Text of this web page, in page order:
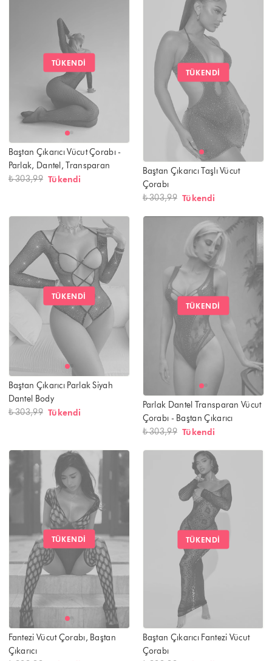
TÜKENDI
Baştan Çıkarıcı Vücut Çorabı -
Parlak, Dantel, Transparan
₺ 303,99 Tükendi
TÜKENDI
Baştan Çıkarıcı Taşlı Vücut
Çorabı
₺ 303,99 Tükendi
TÜKENDI
Baştan Çıkarıcı Parlak Siyah
Dantel Body
₺ 303,99 Tükendi
TÜKENDI
Parlak Dantel Transparan Vücut
Çorabı - Baştan Çıkarıcı
₺ 303,99 Tükendi
TÜKENDI
Fantezi Vücut Çorabı, Baştan
Çıkarıcı
TÜKENDI
Baştan Çıkarıcı Fantezi Vücut
Çorabı